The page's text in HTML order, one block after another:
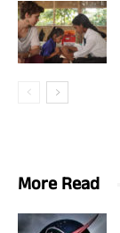
More Read